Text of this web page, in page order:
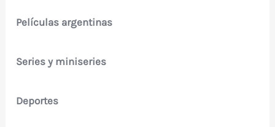
Películas argentinas
Series y miniseries
Deportes